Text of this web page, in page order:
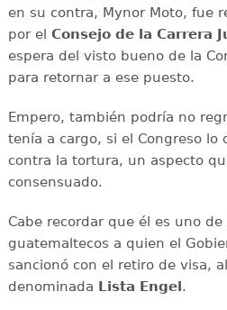
en su contra, Mynor Moto, fue
por el Consejo de la Carrera
espera del visto bueno de la
para retornar a ese puesto.
Empero, también podría no
tenía a cargo, si el Congreso lo
contra la tortura, un aspecto
consensuado.
Cabe recordar que él es uno de
guatemaltecos a quien el
sancionó con el retiro de visa,
denominada Lista Engel.